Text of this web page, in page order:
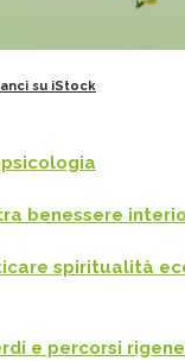
su iStock
benessere
spiritualità
e percorsi